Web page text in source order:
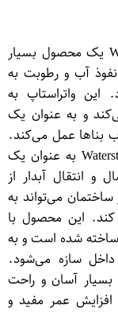
کالای واتراستاپ عرض ۲۴ سانتیمتر Waterstop یک محصول بسیار
آب و رطوبت به
این واتراستاپ به
و به عنوان یک
بناها عمل می‌کند.
استفاده از واتراستاپ عرض ۲۴ سانتیمتر Waterstop به عنوان یک
انتقال آبدار از
می‌تواند به
کند. این محصول با
ساخته شده است و به
سازه می‌شود.
بسیار آسان و راحت
عمر مفید و